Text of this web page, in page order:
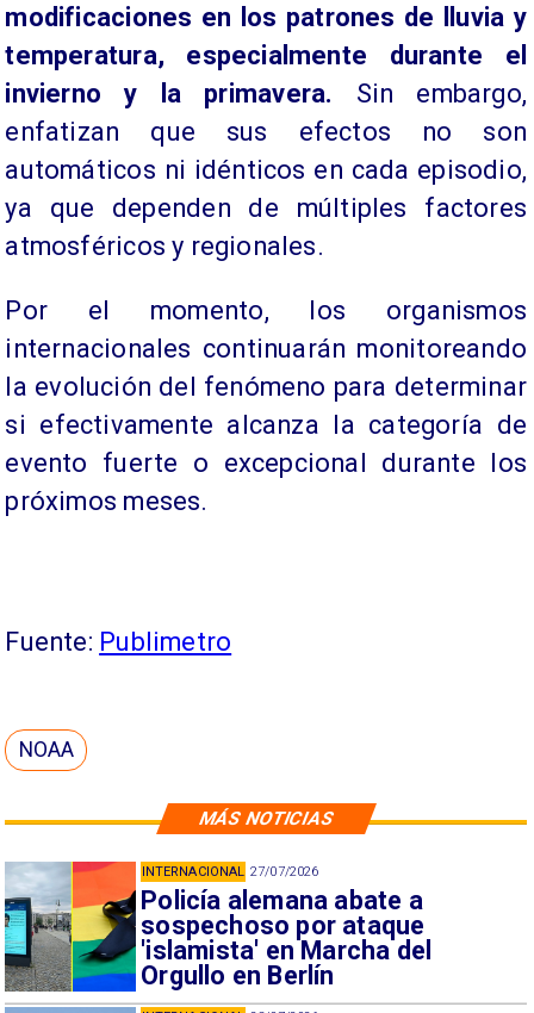
MÁS NOTICIAS
27/07/2026
Policía alemana abate a
sospechoso por ataque
'islamista' en Marcha del
Orgullo en Berlín
INTERNACIONAL
modificaciones en los patrones de lluvia y
temperatura, especialmente durante el
invierno y la primavera. Sin embargo,
enfatizan que sus efectos no son
automáticos ni idénticos en cada episodio,
ya que dependen de múltiples factores
atmosféricos y regionales.
Por el momento, los organismos
internacionales continuarán monitoreando
la evolución del fenómeno para determinar
si efectivamente alcanza la categoría de
evento fuerte o excepcional durante los
próximos meses.
Fuente: Publimetro
NOAA